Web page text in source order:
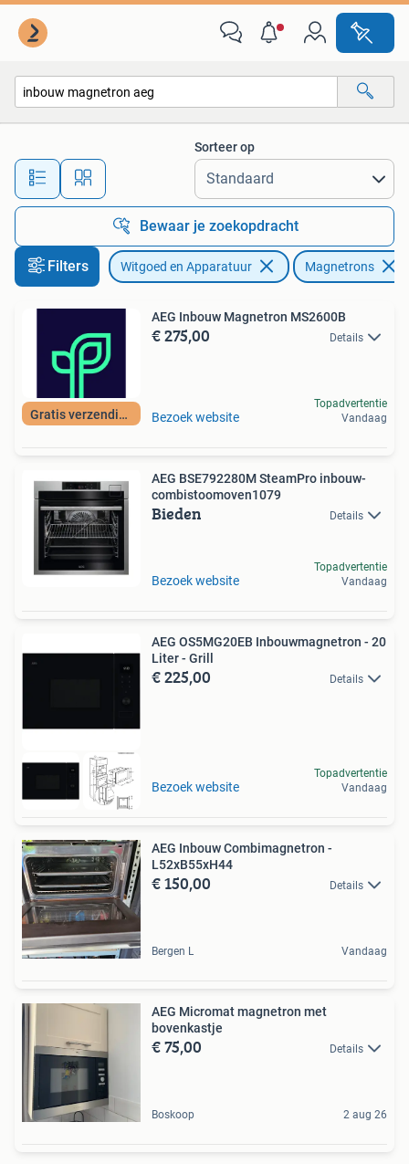
Alle afstanden…
Sorteer op
Bewaar je zoekopdracht
Filters Witgoed en Apparatuur Magnetrons
Gratis verzending
AEG Inbouw Magnetron MS2600B
€ 275,00 Details
Bezoek website
Topadvertentie
Vandaag
AEG BSE792280M SteamPro inbouw-
combi­stoomoven1079
Bieden Details
Bezoek website
Topadvertentie
Vandaag
AEG OS5MG20EB Inbouwmagnetron - 20
Liter - Grill
€ 225,00 Details
Bezoek website
Topadvertentie
Vandaag
AEG Inbouw Combimagnetron -
L52xB55xH44
€ 150,00 Details
Bergen L Vandaag
AEG Micromat magnetron met
bovenkastje
€ 75,00 Details
Boskoop 2 aug 26